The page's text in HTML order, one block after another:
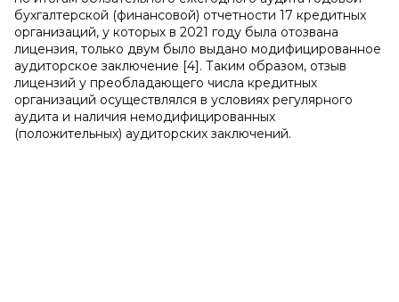
бухгалтерской (финансовой) отчетности 17 кредитных
организаций, у которых в 2021 году была отозвана
лицензия, только двум было выдано модифицированное
аудиторское заключение [4]. Таким образом, отзыв
лицензий у преобладающего числа кредитных
организаций осуществлялся в условиях регулярного
аудита и наличия немодифицированных
(положительных) аудиторских заключений.